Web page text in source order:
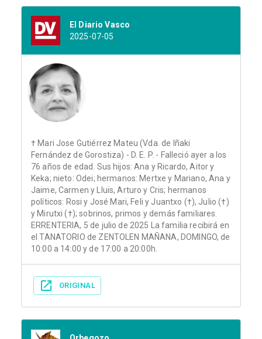
El Diario Vasco
2025-07-05
† Mari Jose Gutiérrez Mateu (Vda. de Iñaki
Fernández de Gorostiza) - D. E. P. - Falleció ayer a los
76 años de edad. Sus hijos: Ana y Ricardo, Aitor y
Keka; nieto: Odei; hermanos: Mertxe y Mariano, Ana y
Jaime, Carmen y Lluis, Arturo y Cris; hermanos
políticos: Rosi y José Mari, Feli y Juantxo (†), Julio (†)
y Mirutxi (†); sobrinos, primos y demás familiares.
ERRENTERIA, 5 de julio de 2025 La familia recibirá en
el TANATORIO de ZENTOLEN MAÑANA, DOMINGO, de
10:00 a 14:00 y de 17:00 a 20:00h.
ORIGINAL